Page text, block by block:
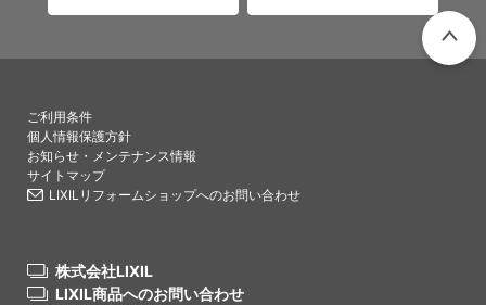
ご利用条件
個人情報保護方針
お知らせ・メンテナンス情報
サイトマップ
LIXILリフォームショップへのお問い合わせ
株式会社LIXIL
LIXIL商品へのお問い合わせ